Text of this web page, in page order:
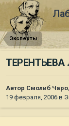
Эксперты
ТЕРЕНТЬЕВА
Автор Смолиб
19 февраля, 2006 в